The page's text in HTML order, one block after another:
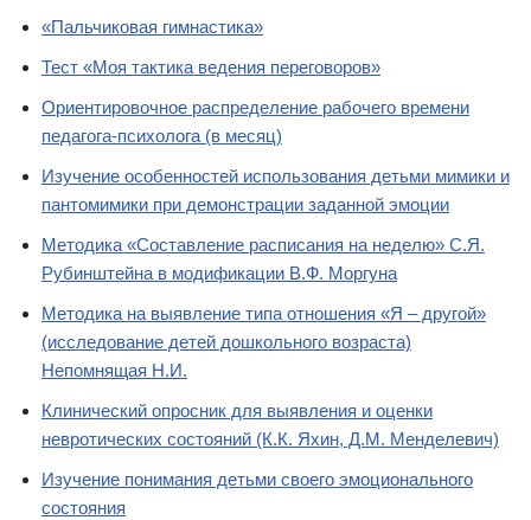
«Пальчиковая гимнастика»
Тест «Моя тактика ведения переговоров»
Ориентировочное распределение рабочего времени
педагога-психолога (в месяц)
Изучение особенностей использования детьми мимики и
пантомимики при демонстрации заданной эмоции
Методика «Составление расписания на неделю» С.Я.
Рубинштейна в модификации В.Ф. Моргуна
Методика на выявление типа отношения «Я – другой»
(исследование детей дошкольного возраста)
Непомнящая Н.И.
Клинический опросник для выявления и оценки
невротических состояний (К.К. Яхин, Д.М. Менделевич)
Изучение понимания детьми своего эмоционального
состояния